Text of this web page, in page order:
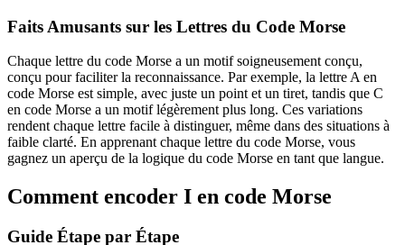
Faits Amusants sur les Lettres du Code Morse
Chaque lettre du code Morse a un motif soigneusement conçu,
conçu pour faciliter la reconnaissance. Par exemple, la lettre A en
code Morse est simple, avec juste un point et un tiret, tandis que C
en code Morse a un motif légèrement plus long. Ces variations
rendent chaque lettre facile à distinguer, même dans des situations à
faible clarté. En apprenant chaque lettre du code Morse, vous
gagnez un aperçu de la logique du code Morse en tant que langue.
Comment encoder I en code Morse
Guide Étape par Étape